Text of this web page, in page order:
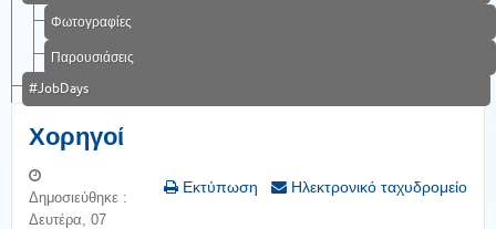
Φωτογραφίες
Παρουσιάσεις
#JobDays
Χορηγοί
Εκτύπωση Ηλεκτρονικό ταχυδρομείο
Δημοσιεύθηκε :
Δευτέρα, 07